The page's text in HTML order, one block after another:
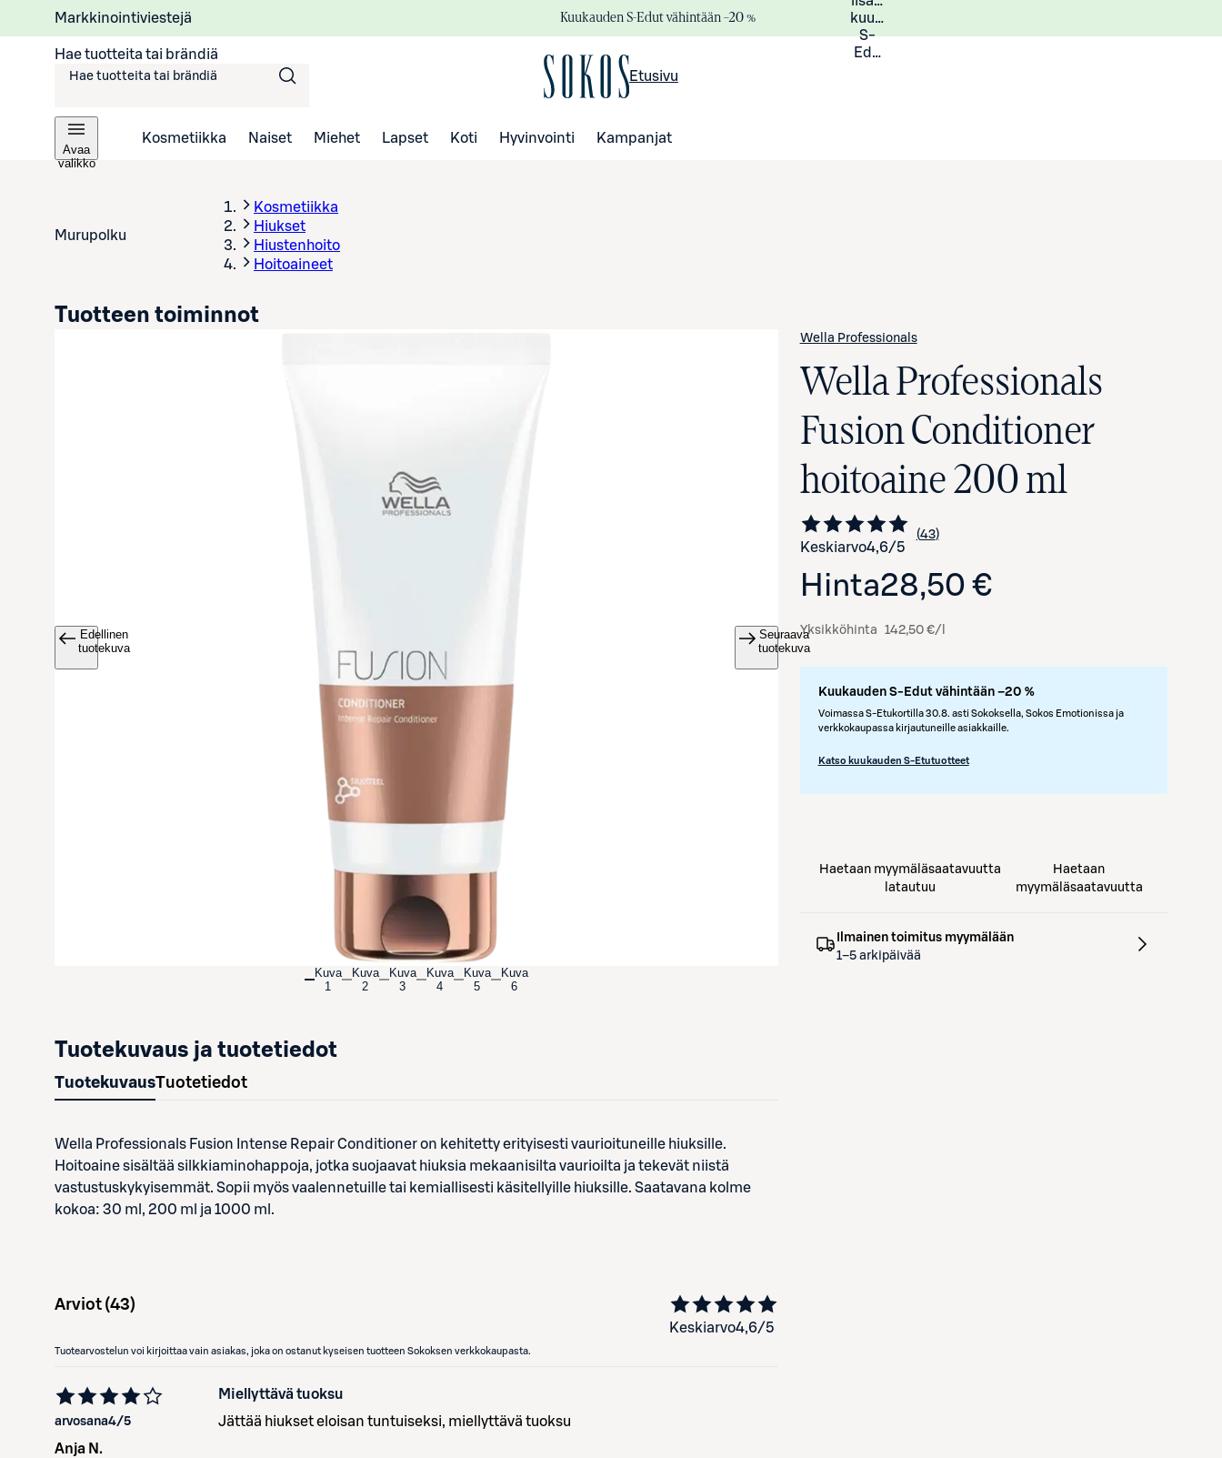
Markkinointiviestejä Kuukauden S-Edut vähintään –20 %
kuukauden
S-
Eduista
Hae tuotteita tai brändiä
Etusivu
Avaa
valikko
Kosmetiikka Naiset Miehet Lapset Koti Hyvinvointi Kampanjat
Murupolku
Kosmetiikka
Hiukset
Hiustenhoito
Hoitoaineet
Avaa tuotekuva suurennettuna
Edellinen
tuotekuva
Seuraava
tuotekuva
Kuva
1
Kuva
2
Kuva
3
Kuva
4
Kuva
5
Kuva
6
Wella Professionals
Wella Professionals
Fusion Conditioner
hoitoaine 200 ml
Keskiarvo4,6/5 Siirry arvioihin
43
kappaletta
Hinta28,50 €
Yksikköhinta 142,50 €/l
Kuukauden S-Edut vähintään –20 %
Voimassa S-Etukortilla 30.8. asti Sokoksella, Sokos Emotionissa ja
verkkokaupassa kirjautuneille asiakkaille.
Katso kuukauden S-Etutuotteet
Tuotteen toiminnot
Haetaan myymäläsaatavuutta
latautuu
Haetaan
myymäläsaatavuutta
Ilmainen toimitus myymälään
1–5 arkipäivää
Tuotekuvaus ja tuotetiedot
TuotekuvausTuotetiedot
Wella Professionals Fusion Intense Repair Conditioner on kehitetty erityisesti vaurioituneille hiuksille.
Hoitoaine sisältää silkkiaminohappoja, jotka suojaavat hiuksia mekaanisilta vaurioilta ja tekevät niistä
vastustuskykyisemmät. Sopii myös vaalennetuille tai kemiallisesti käsitellyille hiuksille. Saatavana kolme
kokoa: 30 ml, 200 ml ja 1000 ml.
Arviot (43)
Keskiarvo4,6/5
Tuotearvostelun voi kirjoittaa vain asiakas, joka on ostanut kyseisen tuotteen Sokoksen verkkokaupasta.
arvosana4/5
Anja N.
Miellyttävä tuoksu
Jättää hiukset eloisan tuntuiseksi, miellyttävä tuoksu